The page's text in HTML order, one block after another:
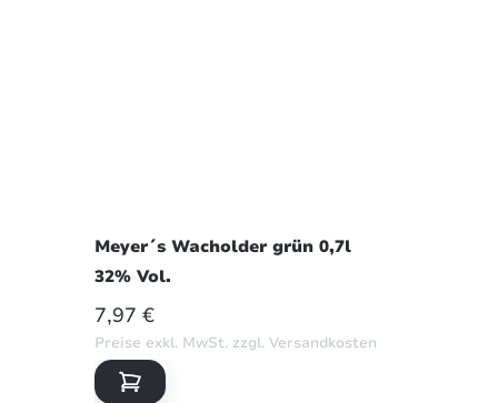
Meyer´s Wacholder grün 0,7l
32% Vol.
REGULÄRER PREIS:
7,97 €
Preise exkl. MwSt. zzgl. Versandkosten